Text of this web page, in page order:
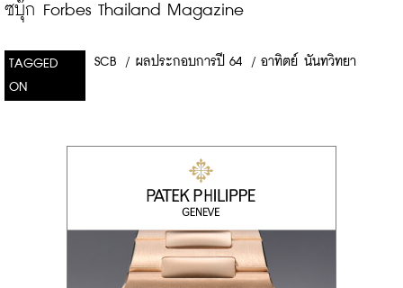
ซบุ๊ก Forbes Thailand Magazine
TAGGED
ON
SCB / ผลประกอบการปี 64 / อาทิตย์ นันทวิทยา